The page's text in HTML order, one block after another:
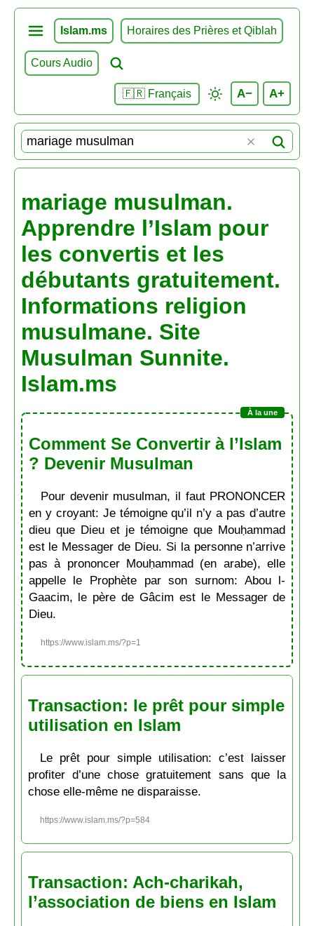
Islam.ms Horaires des Prières et Qiblah
Cours Audio
🇫🇷 Français A− A+
mariage musulman.
Apprendre l’Islam pour
les convertis et les
débutants gratuitement.
Informations religion
musulmane. Site
Musulman Sunnite.
Islam.ms
Comment Se Convertir à l’Islam
? Devenir Musulman
Pour devenir musulman, il faut PRONONCER
en y croyant: Je témoigne qu’il n’y a pas d’autre
dieu que Dieu et je témoigne que Mouḥammad
est le Messager de Dieu. Si la personne n’arrive
pas à prononcer Mouḥammad (en arabe), elle
appelle le Prophète par son surnom: Abou l-
Gaacim, le père de Gâcim est le Messager de
Dieu.
https://www.islam.ms/?p=1
Transaction: le prêt pour simple
utilisation en Islam
Le prêt pour simple utilisation: c’est laisser
profiter d’une chose gratuitement sans que la
chose elle-même ne disparaisse.
https://www.islam.ms/?p=584
Transaction: Ach-charikah,
l’association de biens en Islam